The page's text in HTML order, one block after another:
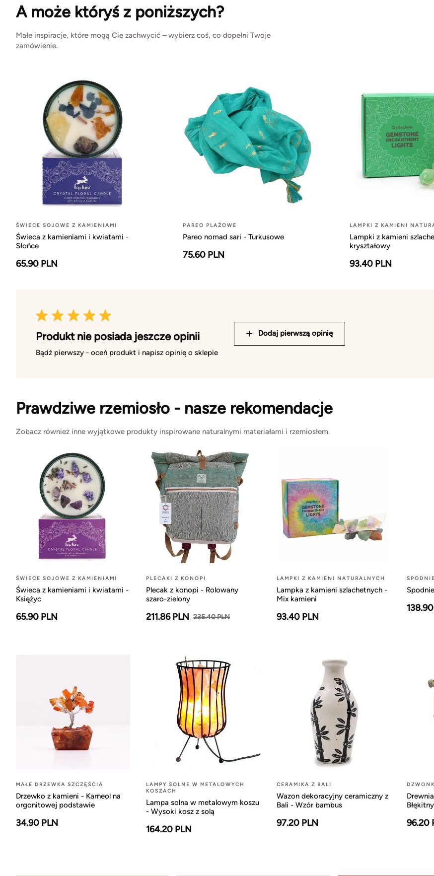
A może któryś z poniższych?
Małe inspiracje, które mogą Cię zachwycić – wybierz coś, co dopełni Twoje
zamówienie.
ŚWIECE SOJOWE Z KAMIENIAMI
Świeca z kamieniami i kwiatami -
Słońce
65.90 PLN
PAREO PLAŻOWE
Pareo nomad sari - Turkusowe
75.60 PLN
LAMPKI Z KAMIENI
Lampki z kamieni
kryształowy
93.40 PLN
Produkt nie posiada jeszcze opinii
Bądź pierwszy - oceń produkt i napisz opinię o sklepie
Dodaj pierwszą opinię
Prawdziwe rzemiosło - nasze rekomendacje
Zobacz również inne wyjątkowe produkty inspirowane naturalnymi materiałami i rzemiosłem.
ŚWIECE SOJOWE Z KAMIENIAMI
Świeca z kamieniami i kwiatami -
Księżyc
65.90 PLN
PLECAKI Z KONOPI
Plecak z konopi - Rolowany
szaro-zielony
211.86 PLN 235.40 PLN
LAMPKI Z KAMIENI NATURALNYCH
Lampka z kamieni szlachetnych -
Mix kamieni
93.40 PLN
MAŁE DRZEWKA SZCZĘŚCIA
Drzewko z kamieni - Karneol na
orgonitowej podstawie
34.90 PLN
LAMPY SOLNE W METALOWYCH
KOSZACH
Lampa solna w metalowym koszu
- Wysoki kosz z solą
164.20 PLN
CERAMIKA Z BALI
Wazon dekoracyjny ceramiczny z
Bali - Wzór bambus
97.20 PLN
Błękitny
96.20